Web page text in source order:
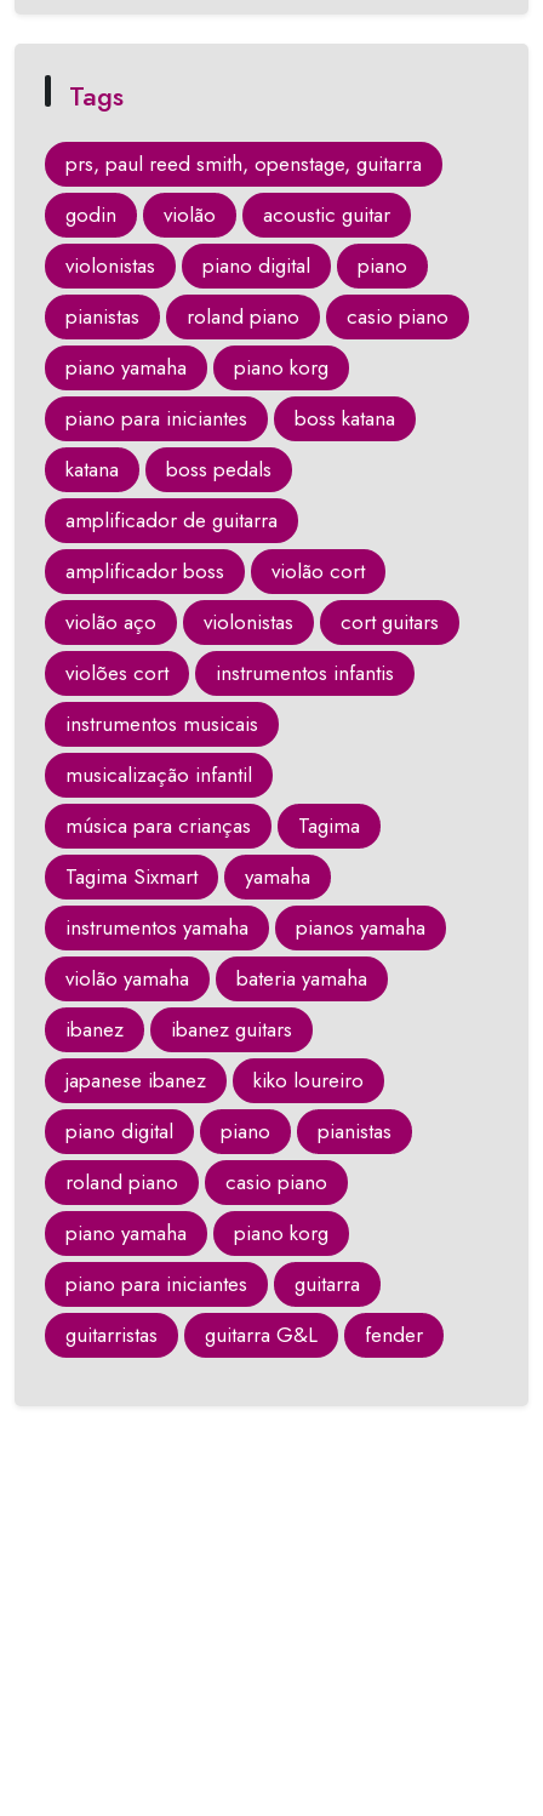
Tags
prs, paul reed smith, openstage, guitarra
godin
violão
acoustic guitar
violonistas
piano digital
piano
pianistas
roland piano
casio piano
piano yamaha
piano korg
piano para iniciantes
boss katana
katana
boss pedals
amplificador de guitarra
amplificador boss
violão cort
violão aço
violonistas
cort guitars
violões cort
instrumentos infantis
instrumentos musicais
musicalização infantil
música para crianças
Tagima
Tagima Sixmart
yamaha
instrumentos yamaha
pianos yamaha
violão yamaha
bateria yamaha
ibanez
ibanez guitars
japanese ibanez
kiko loureiro
piano digital
piano
pianistas
roland piano
casio piano
piano yamaha
piano korg
piano para iniciantes
guitarra
guitarristas
guitarra G&L fender